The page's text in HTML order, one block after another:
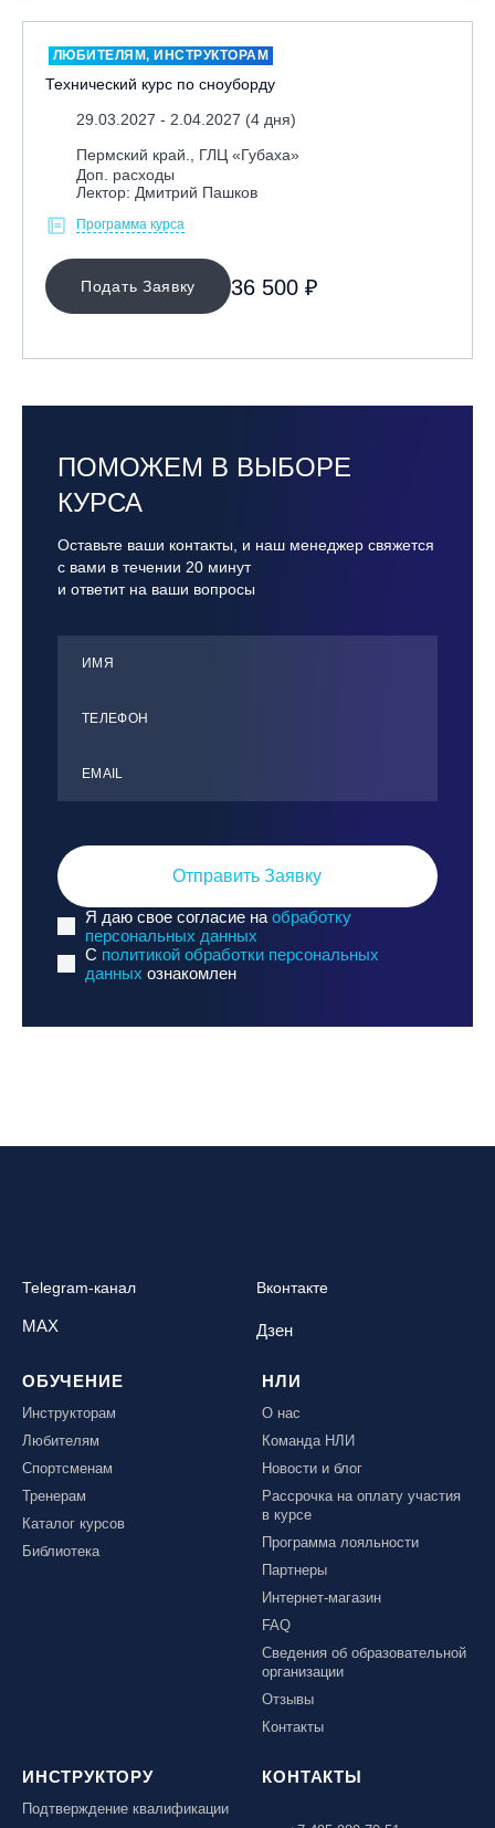
ЛЮБИТЕЛЯМ, ИНСТРУКТОРАМ
Технический курс по сноуборду
29.03.2027 - 2.04.2027 (4 дня)
Пермский край., ГЛЦ «Губаха»
Доп. расходы
Лектор: Дмитрий Пашков
Программа курса
Подать Заявку 36 500 ₽
ПОМОЖЕМ В ВЫБОРЕ
КУРСА
Оставьте ваши контакты, и наш менеджер свяжется
с вами в течении 20 минут
и ответит на ваши вопросы
ИМЯ
ТЕЛЕФОН
ЕMАIL
Отправить Заявку
Я даю свое согласие на обработку
персональных данных
C политикой обработки персональных
данных ознакомлен
Telegram-канал Вконтакте
MAX Дзен
ОБУЧЕНИЕ
Инструкторам
Любителям
Спортсменам
Тренерам
Каталог курсов
Библиотека
НЛИ
О нас
Команда НЛИ
Новости и блог
Рассрочка на оплату участия
в курсе
Программа лояльности
Партнеры
Интернет-магазин
FAQ
Сведения об образовательной
организации
Отзывы
Контакты
ИНСТРУКТОРУ
Подтверждение квалификации
КОНТАКТЫ